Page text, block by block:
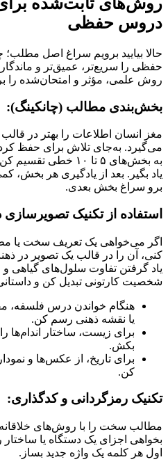
دروس حفظی
حالا بیایید برویم سراغ اصل
حفظی را سریع‌تر، عمیق‌تر و
روش علمی، مؤثر و امتحان‌شده را
بخش‌بندی مطالب (چانکینگ):
مغز انسان اطلاعات را بهتر در
می‌گیرد. به‌جای تلاش برای حفظ
به بخش‌های ۵ تا ۱۰
یاد بگیر. بعد از یادگیری هر بخش،
برو سراغ بخش بعدی.
استفاده از تکنیک
اگر می‌خواهی یک تعریف سخت یا
کنی، آن را در قالب یک تصویر در
یاد گرفتن تفاوت سلول‌های گیاهی و
شخصیت کارتونی تبدیل کن و داستانی
هنگام خواندن درس فلسفه،
یا نقشه ذهنی رسم کن.
برای زیست، ساختار اندام‌ها
بکش.
برای تاریخ، از عکس‌ها و
کن.
تکنیک رمزگردانی و کدگذاری:
مطالب سخت را با روش‌های خلاقانه
بخواهی اجزای یک دستگاه یا
اول هر کلمه یک واژه جدید بساز.